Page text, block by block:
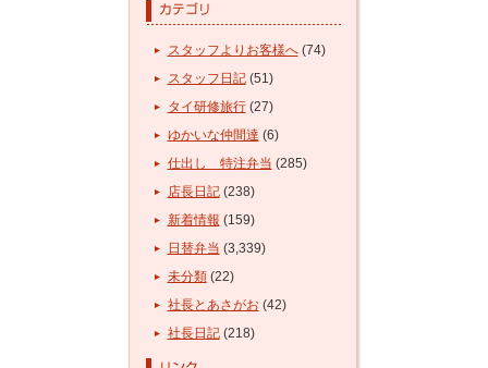
スタッフよりお客様へ(74)
スタッフ日記(51)
タイ研修旅行(27)
ゆかいな仲間達 (6)
仕出し 特注弁当 (285)
店長日記(238)
新着情報 (159)
日替弁当 (3,339)
未分類(22)
社長とあさがお (42)
社長日記(218)